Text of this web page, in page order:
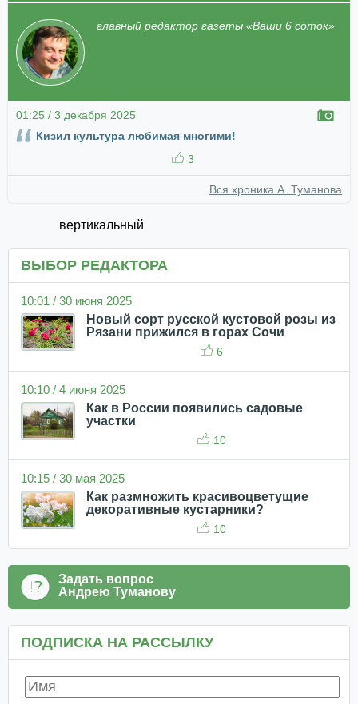
главный редактор газеты «Ваши 6 соток»
01:25 / 3 декабря 2025
Кизил культура любимая многими!
3
Вся хроника А. Туманова
вертикальный
ВЫБОР РЕДАКТОРА
10:01 / 30 июня 2025
Новый сорт русской кустовой розы из
Рязани прижился в горах Сочи
6
10:10 / 4 июня 2025
Как в России появились садовые
участки
10
10:15 / 30 мая 2025
Как размножить красивоцветущие
декоративные кустарники?
10
Задать вопрос
Андрею Туманову
ПОДПИСКА НА РАССЫЛКУ